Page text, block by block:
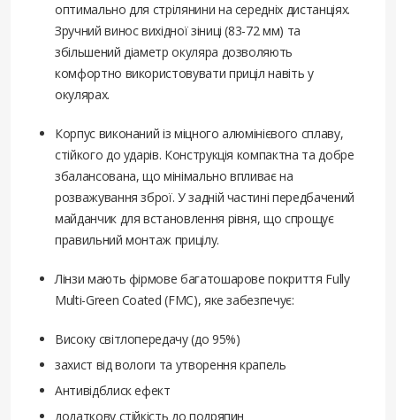
оптимально для стрілянини на середніх дистанціях.
Зручний винос вихідної зіниці (83-72 мм) та
збільшений діаметр окуляра дозволяють
комфортно використовувати приціл навіть у
окулярах.
Корпус виконаний із міцного алюмінієвого сплаву,
стійкого до ударів. Конструкція компактна та добре
збалансована, що мінімально впливає на
розважування зброї. У задній частині передбачений
майданчик для встановлення рівня, що спрощує
правильний монтаж прицілу.
Лінзи мають фірмове багатошарове покриття Fully
Multi-Green Coated (FMC), яке забезпечує:
Високу світлопередачу (до 95%)
захист від вологи та утворення крапель
Антивідблиск ефект
додаткову стійкість до подряпин